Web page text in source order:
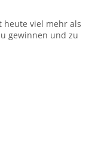
heute viel mehr als
gewinnen und zu